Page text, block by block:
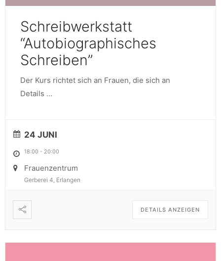
Schreibwerkstatt
“Autobiographisches
Schreiben”
Der Kurs richtet sich an Frauen, die sich an
Details ...
24 JUNI
18:00 - 20:00
Frauenzentrum
Gerberei 4, Erlangen
DETAILS ANZEIGEN